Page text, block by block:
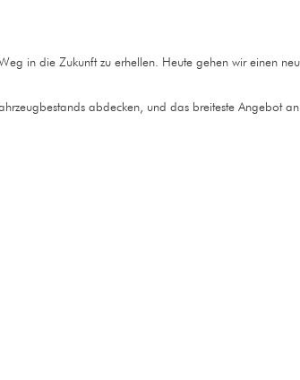
in die Zukunft zu erhellen. Heute gehen wir einen
abdecken, und das breiteste Angebot